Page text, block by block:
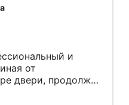
Рекомендую!
и
от
двери, продолжая
быстрой и